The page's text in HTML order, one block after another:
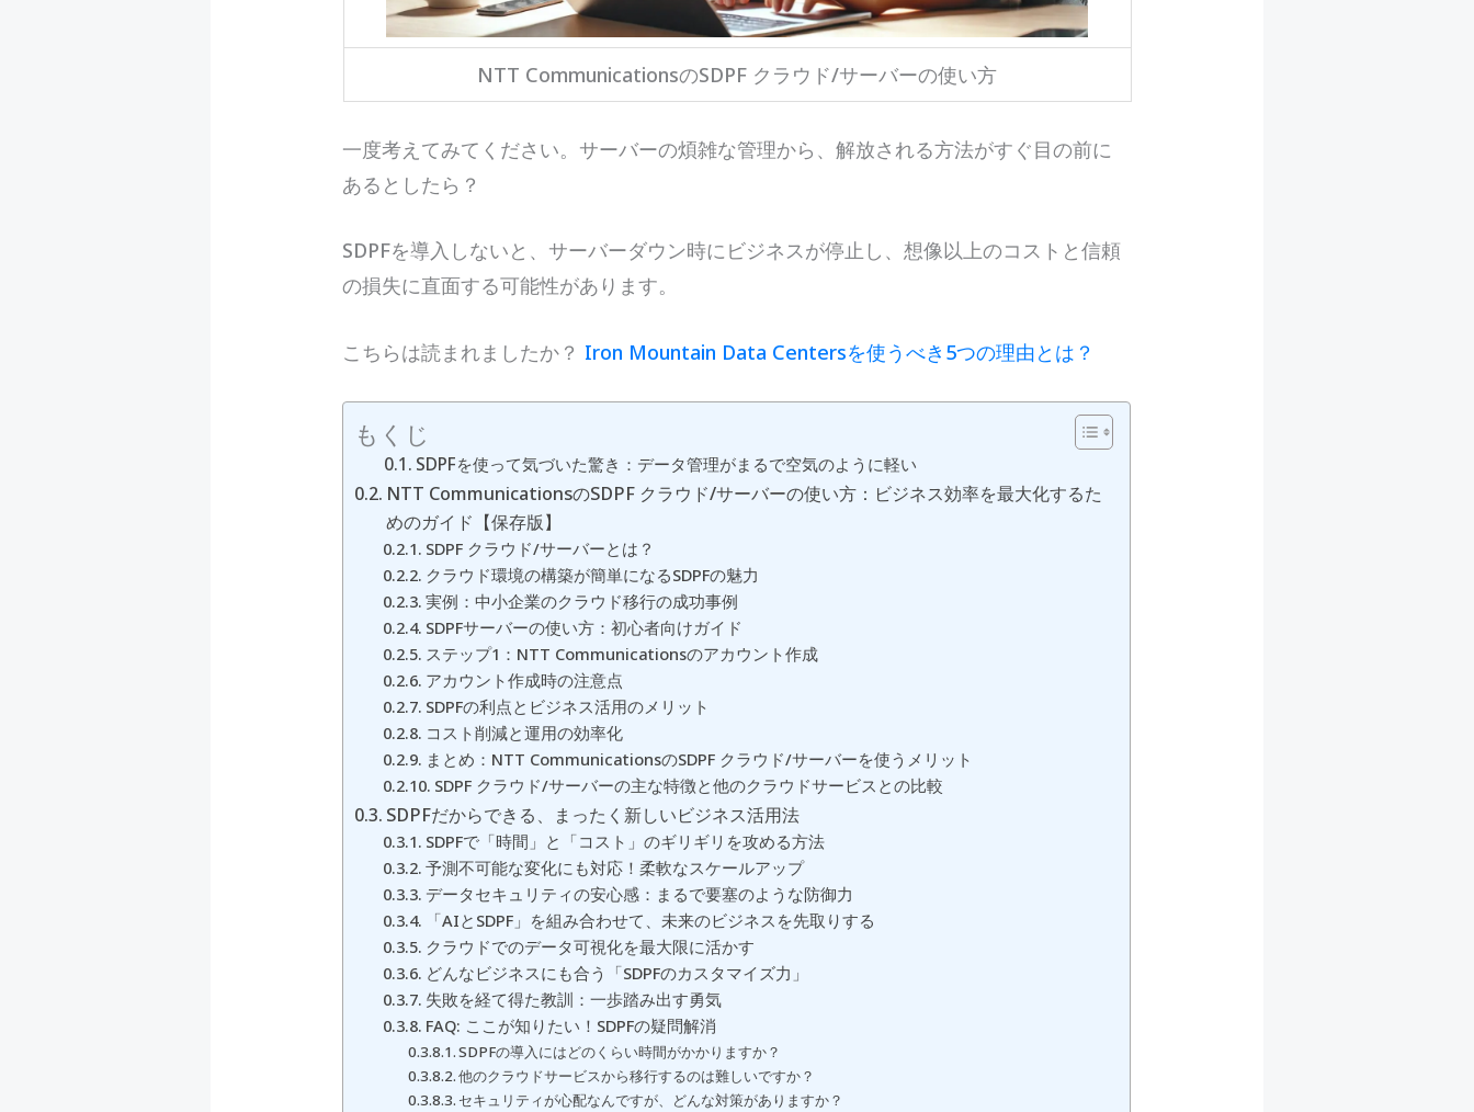
NTT CommunicationsのSDPF クラウド/サーバーの使い方
一度考えてみてください。サーバーの煩雑な管理から、解放される方法がすぐ目の前に
あるとしたら？
SDPFを導入しないと、サーバーダウン時にビジネスが停止し、想像以上のコストと信頼
の損失に直面する可能性があります。
こちらは読まれましたか？ Iron Mountain Data Centersを使うべき5つの理由とは？
もくじ
SDPFを使って気づいた驚き：データ管理がまるで空気のように軽い
NTT CommunicationsのSDPF クラウド/サーバーの使い方：ビジネス効率を最大化するた
めのガイド【保存版】
SDPF クラウド/サーバーとは？
クラウド環境の構築が簡単になるSDPFの魅力
実例：中小企業のクラウド移行の成功事例
SDPFサーバーの使い方：初心者向けガイド
ステップ1：NTT Communicationsのアカウント作成
アカウント作成時の注意点
SDPFの利点とビジネス活用のメリット
コスト削減と運用の効率化
まとめ：NTT CommunicationsのSDPF クラウド/サーバーを使うメリット
SDPF クラウド/サーバーの主な特徴と他のクラウドサービスとの比較
SDPFだからできる、まったく新しいビジネス活用法
SDPFで「時間」と「コスト」のギリギリを攻める方法
予測不可能な変化にも対応！柔軟なスケールアップ
データセキュリティの安心感：まるで要塞のような防御力
「AIとSDPF」を組み合わせて、未来のビジネスを先取りする
クラウドでのデータ可視化を最大限に活かす
どんなビジネスにも合う「SDPFのカスタマイズ力」
失敗を経て得た教訓：一歩踏み出す勇気
FAQ: ここが知りたい！SDPFの疑問解消
SDPFの導入にはどのくらい時間がかかりますか？
他のクラウドサービスから移行するのは難しいですか？
セキュリティが心配なんですが、どんな対策がありますか？